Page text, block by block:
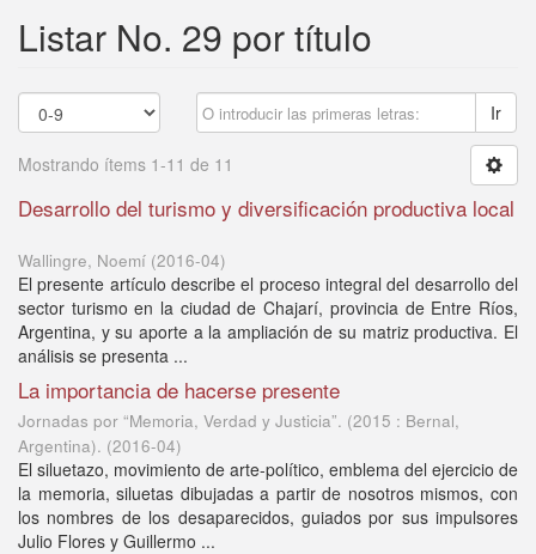
Listar No. 29 por título
Ir
Mostrando ítems 1-11 de 11
Desarrollo del turismo y diversificación productiva local
Wallingre, Noemí (2016-04)
El presente artículo describe el proceso integral del desarrollo del
sector turismo en la ciudad de Chajarí, provincia de Entre Ríos,
Argentina, y su aporte a la ampliación de su matriz productiva. El
análisis se presenta ...
La importancia de hacerse presente
Jornadas por “Memoria, Verdad y Justicia”. (2015 : Bernal,
Argentina). (2016-04)
El siluetazo, movimiento de arte-político, emblema del ejercicio de
la memoria, siluetas dibujadas a partir de nosotros mismos, con
los nombres de los desaparecidos, guiados por sus impulsores
Julio Flores y Guillermo ...